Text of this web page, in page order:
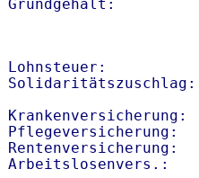
Lohnsteuer:
Pflegeversicherung:
Rentenversicherung:
Arbeitslosenvers.: